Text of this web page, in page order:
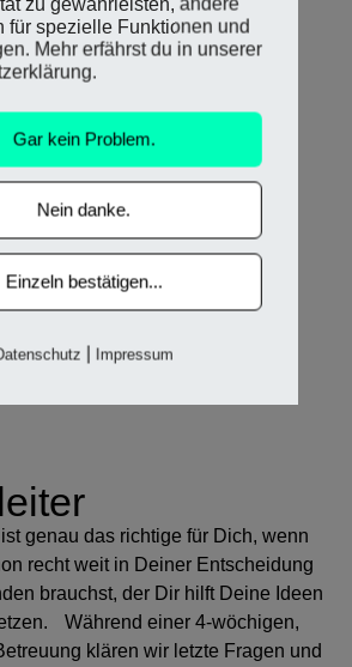
der Dir hilft, klar
entscheiden, was Dein
sein wird? Jemanden der
hilft die nächsten
und Dir hilft die
die Du genau dafür
genau das richtige für Dich, wenn
recht weit in Deiner Entscheidung
brauchst, der Dir hilft Deine Ideen
Während einer 4-wöchigen,
klären wir letzte Fragen und
für spezielle Funktionen und
Mehr erfährst du in unserer
Gar kein Problem.
Nein danke.
Einzeln bestätigen...
Impressum